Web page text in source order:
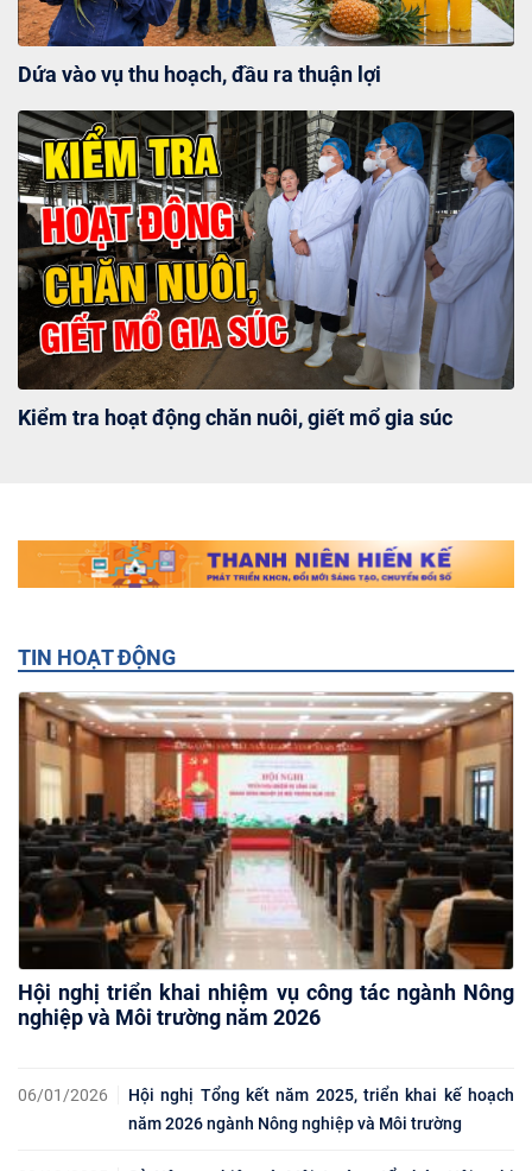
Viễn thám
Dứa vào vụ thu hoạch, đầu ra thuận lợi
Kiểm tra hoạt động chăn nuôi, giết mổ gia súc
TIN HOẠT ĐỘNG
Hội nghị triển khai nhiệm vụ công tác ngành Nông
nghiệp và Môi trường năm 2026
06/01/2026
Hội nghị Tổng kết năm 2025, triển khai kế hoạch
năm 2026 ngành Nông nghiệp và Môi trường